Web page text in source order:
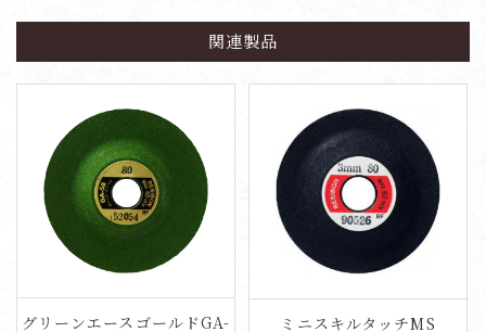
関連製品
グリーンエースゴールドGA-
ミニスキルタッチMS